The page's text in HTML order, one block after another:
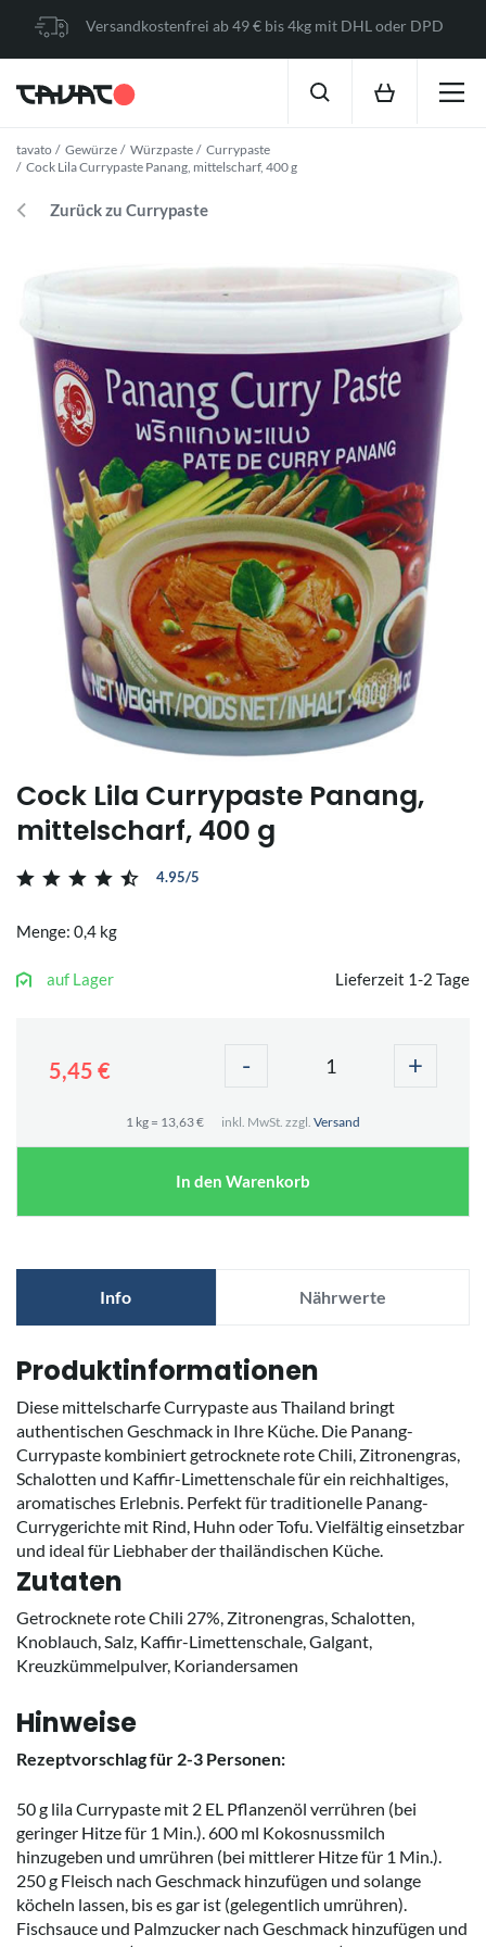
Versandkostenfrei ab 49 € bis 4kg mit DHL oder DPD
tavato Gewürze Würzpaste
Currypaste
Cock Lila Currypaste Panang, mittelscharf, 400 g
Zurück zu Currypaste
Cock Lila Currypaste Panang,
mittelscharf, 400 g
4.95/5
Menge: 0,4 kg
auf Lager Lieferzeit 1-2 Tage
5,45 € - +
1 kg = 13,63 € inkl. MwSt. zzgl. Versand
In den Warenkorb
Info Nährwerte
Produktinformationen
Diese mittelscharfe Currypaste aus Thailand bringt
authentischen Geschmack in Ihre Küche. Die Panang-
Currypaste kombiniert getrocknete rote Chili, Zitronengras,
Schalotten und Kaffir-Limettenschale für ein reichhaltiges,
aromatisches Erlebnis. Perfekt für traditionelle Panang-
Currygerichte mit Rind, Huhn oder Tofu. Vielfältig einsetzbar
und ideal für Liebhaber der thailändischen Küche.
Zutaten
Getrocknete rote Chili 27%, Zitronengras, Schalotten,
Knoblauch, Salz, Kaffir-Limettenschale, Galgant,
Kreuzkümmelpulver, Koriandersamen
Hinweise
Rezeptvorschlag für 2-3 Personen:
50 g lila Currypaste mit 2 EL Pflanzenöl verrühren (bei
geringer Hitze für 1 Min.). 600 ml Kokosnussmilch
hinzugeben und umrühren (bei mittlerer Hitze für 1 Min.).
250 g Fleisch nach Geschmack hinzufügen und solange
köcheln lassen, bis es gar ist (gelegentlich umrühren).
Fischsauce und Palmzucker nach Geschmack hinzufügen und